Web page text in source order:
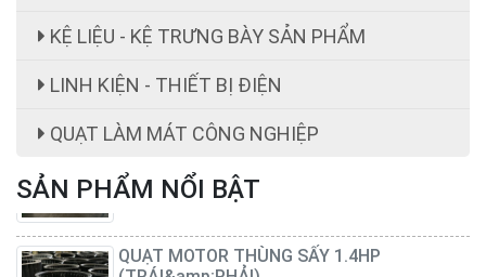
KỆ LIỆU - KỆ TRƯNG BÀY SẢN PHẨM
LINH KIỆN - THIẾT BỊ ĐIỆN
QUẠT LÀM MÁT CÔNG NGHIỆP
SẢN PHẨM NỔI BẬT
ghế công nhân
Giá:ghế công nhân giá rẻ 199,000 cái đ
QUẠT MOTOR THÙNG SẤY 1.4HP
(TRÁI&amp;PHẢI)